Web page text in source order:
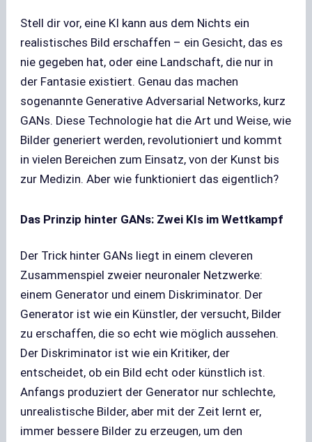
Stell dir vor, eine KI kann aus dem Nichts ein
realistisches Bild erschaffen – ein Gesicht, das es
nie gegeben hat, oder eine Landschaft, die nur in
der Fantasie existiert. Genau das machen
sogenannte Generative Adversarial Networks, kurz
GANs. Diese Technologie hat die Art und Weise, wie
Bilder generiert werden, revolutioniert und kommt
in vielen Bereichen zum Einsatz, von der Kunst bis
zur Medizin. Aber wie funktioniert das eigentlich?
Das Prinzip hinter GANs: Zwei KIs im Wettkampf
Der Trick hinter GANs liegt in einem cleveren
Zusammenspiel zweier neuronaler Netzwerke:
einem Generator und einem Diskriminator. Der
Generator ist wie ein Künstler, der versucht, Bilder
zu erschaffen, die so echt wie möglich aussehen.
Der Diskriminator ist wie ein Kritiker, der
entscheidet, ob ein Bild echt oder künstlich ist.
Anfangs produziert der Generator nur schlechte,
unrealistische Bilder, aber mit der Zeit lernt er,
immer bessere Bilder zu erzeugen, um den